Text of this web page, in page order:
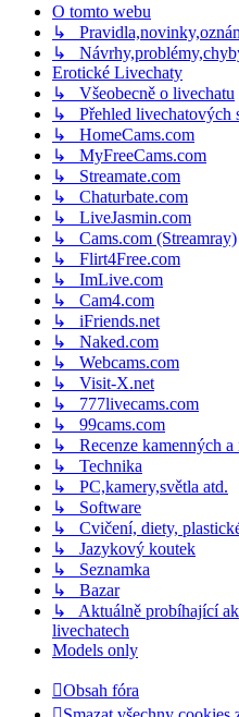
O tomto webu
↳
↳
Erotické Livechaty
↳ Všeobecně o livechatu
↳ Přehled livechatových
↳ HomeCams.com
↳ MyFreeCams.com
↳ Streamate.com
↳ Chaturbate.com
↳ LiveJasmin.com
↳ Cams.com (Streamray)
↳ Flirt4Free.com
↳ ImLive.com
↳ Cam4.com
↳ iFriends.net
↳ Naked.com
↳ Webcams.com
↳ Visit-X.net
↳ 777livecams.com
↳ 99cams.com
↳ Recenze kamenných a
↳ Technika
↳ PC,kamery,světla atd.
↳ Software
↳ Cvičení, diety,
↳ Jazykový koutek
↳ Seznamka
↳ Bazar
↳ Aktuálně probíhající
livechatech
Models only
Obsah fóra